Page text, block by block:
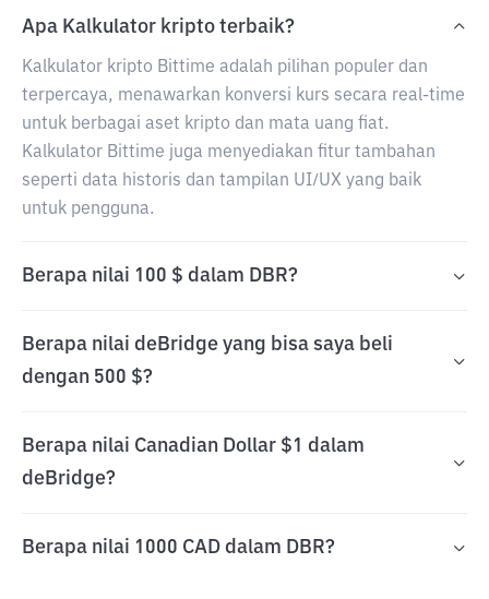
Apa Kalkulator kripto terbaik?
Kalkulator kripto Bittime adalah pilihan populer dan
terpercaya, menawarkan konversi kurs secara real-time
untuk berbagai aset kripto dan mata uang fiat.
Kalkulator Bittime juga menyediakan fitur tambahan
seperti data historis dan tampilan UI/UX yang baik
untuk pengguna.
Berapa nilai 100 $ dalam DBR?
Berapa nilai deBridge yang bisa saya beli
dengan 500 $?
Berapa nilai Canadian Dollar $1 dalam
deBridge?
Berapa nilai 1000 CAD dalam DBR?